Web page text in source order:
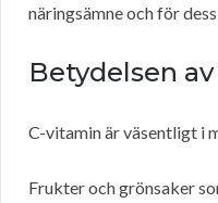
näringsämne och för
Betydelsen
C-vitamin är väsentligt i
Frukter och grönsaker